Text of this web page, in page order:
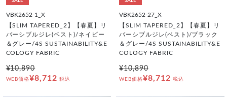
VBK2652-1_X
【SLIM TAPERED_2】【春夏】リ
バーシブルジレ(ベスト)/ネイビー
＆グレー/4S SUSTAINABILITY&E
COLOGY FABRIC
¥10,890
WEB価格¥8,712 税込
VBK2652-27_X
【SLIM TAPERED_2】【春夏】リ
バーシブルジレ(ベスト)/ブラック
＆グレー/4S SUSTAINABILITY&E
COLOGY FABRIC
¥10,890
WEB価格¥8,712 税込